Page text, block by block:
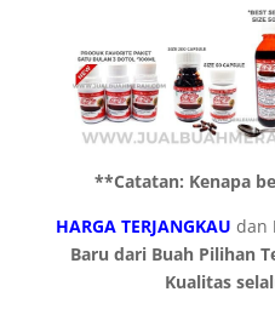
**Catatan: Kenapa
HARGA TERJANGKAU dan
Baru dari Buah Pilihan
Kualitas